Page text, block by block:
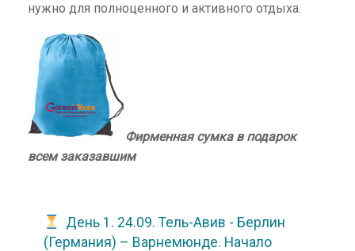
нужно для полноценного и активного отдыха.
Фирменная сумка в подарок
всем заказавшим
День 1. 24.09. Тель-Авив - Берлин
(Германия) – Варнемюнде. Начало